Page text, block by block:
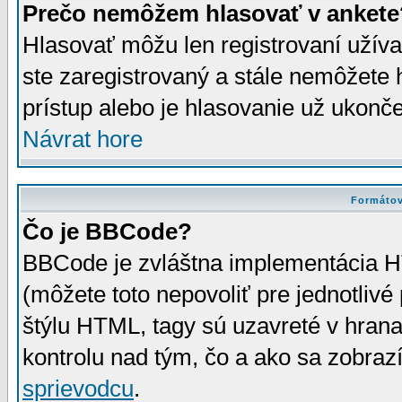
Prečo nemôžem hlasovať v
Hlasovať môžu len registrovaní
ste zaregistrovaný a stále
prístup alebo je hlasovanie už
Návrat hore
Čo je BBCode?
BBCode je zvláštna implementácia
(môžete toto nepovoliť pre
štýlu HTML, tagy sú uzavreté v
kontrolu nad tým, čo a ako sa
sprievodcu.